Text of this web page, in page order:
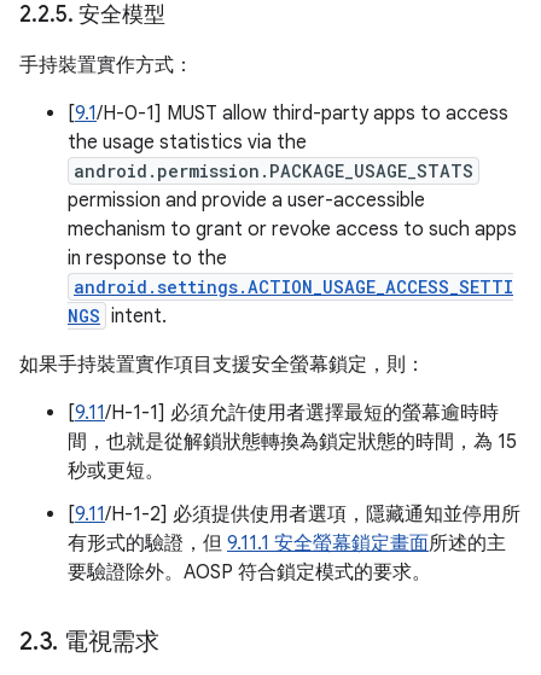
2.2.5. 安全模型
手持裝置實作方式：
[9.1/H-0-1] MUST allow third-party apps to access
the usage statistics via the
android.permission.PACKAGE_USAGE_STATS
permission and provide a user-accessible
mechanism to grant or revoke access to such apps
in response to the
android.settings.ACTION_USAGE_ACCESS_SETTI
NGS intent.
如果手持裝置實作項目支援安全螢幕鎖定，則：
[9.11/H-1-1] 必須允許使用者選擇最短的螢幕逾時時
間，也就是從解鎖狀態轉換為鎖定狀態的時間，為 15
秒或更短。
[9.11/H-1-2] 必須提供使用者選項，隱藏通知並停用所
有形式的驗證，但 9.11.1 安全螢幕鎖定畫面所述的主
要驗證除外。AOSP 符合鎖定模式的要求。
2.3. 電視需求